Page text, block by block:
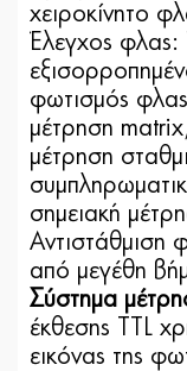
χειροκίνητο
Έλεγχος φλας:
φωτισμός φλας
μέτρηση
μέτρηση
σημειακή
Αντιστάθμιση
από μεγέθη
Σύστημα
έκθεσης TTL
εικόνας της